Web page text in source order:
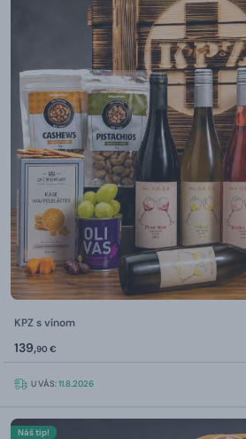
KPZ s vínom
139,90 €
U VÁS:11.8.2026
Náš tip!